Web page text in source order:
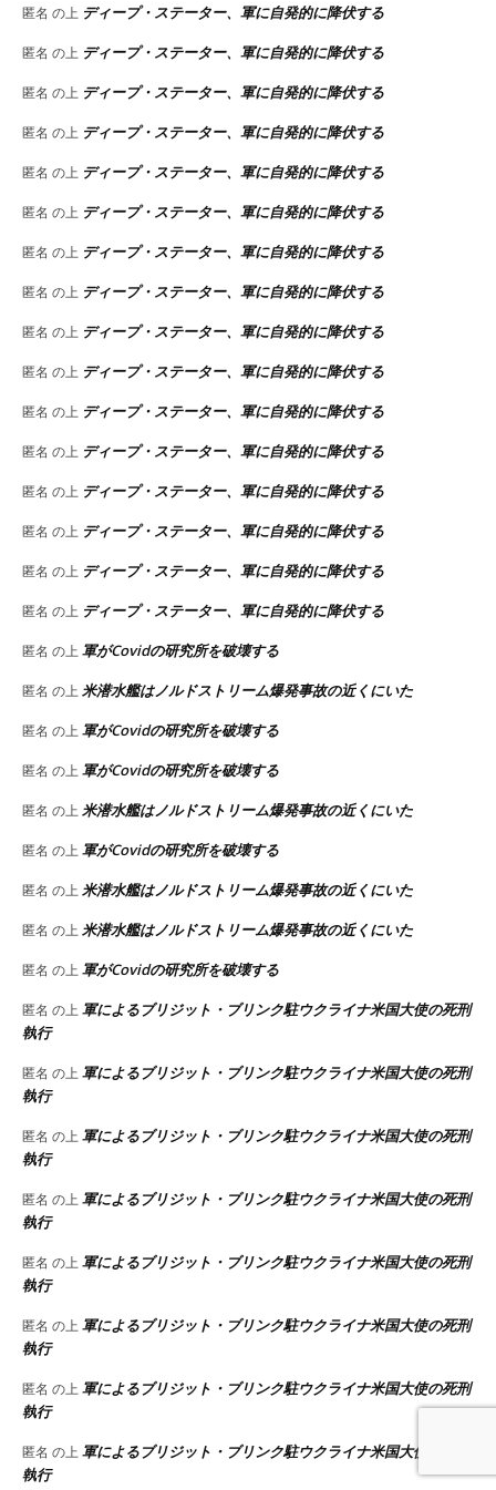
匿名 の上 ディープ・ステーター、軍に自発的に降伏する
匿名 の上 ディープ・ステーター、軍に自発的に降伏する
匿名 の上 ディープ・ステーター、軍に自発的に降伏する
匿名 の上 ディープ・ステーター、軍に自発的に降伏する
匿名 の上 ディープ・ステーター、軍に自発的に降伏する
匿名 の上 ディープ・ステーター、軍に自発的に降伏する
匿名 の上 ディープ・ステーター、軍に自発的に降伏する
匿名 の上 ディープ・ステーター、軍に自発的に降伏する
匿名 の上 ディープ・ステーター、軍に自発的に降伏する
匿名 の上 ディープ・ステーター、軍に自発的に降伏する
匿名 の上 ディープ・ステーター、軍に自発的に降伏する
匿名 の上 ディープ・ステーター、軍に自発的に降伏する
匿名 の上 ディープ・ステーター、軍に自発的に降伏する
匿名 の上 ディープ・ステーター、軍に自発的に降伏する
匿名 の上 ディープ・ステーター、軍に自発的に降伏する
匿名 の上 ディープ・ステーター、軍に自発的に降伏する
匿名 の上 軍がCovidの研究所を破壊する
匿名 の上 米潜水艦はノルドストリーム爆発事故の近くにいた
匿名 の上 軍がCovidの研究所を破壊する
匿名 の上 軍がCovidの研究所を破壊する
匿名 の上 米潜水艦はノルドストリーム爆発事故の近くにいた
匿名 の上 軍がCovidの研究所を破壊する
匿名 の上 米潜水艦はノルドストリーム爆発事故の近くにいた
匿名 の上 米潜水艦はノルドストリーム爆発事故の近くにいた
匿名 の上 軍がCovidの研究所を破壊する
匿名 の上 軍によるブリジット・ブリンク駐ウクライナ米国大使の死刑
執行
匿名 の上 軍によるブリジット・ブリンク駐ウクライナ米国大使の死刑
執行
匿名 の上 軍によるブリジット・ブリンク駐ウクライナ米国大使の死刑
執行
匿名 の上 軍によるブリジット・ブリンク駐ウクライナ米国大使の死刑
執行
匿名 の上 軍によるブリジット・ブリンク駐ウクライナ米国大使の死刑
執行
匿名 の上 軍によるブリジット・ブリンク駐ウクライナ米国大使の死刑
執行
匿名 の上 軍によるブリジット・ブリンク駐ウクライナ米国大使の死刑
執行
匿名 の上 軍によるブリジット・ブリンク駐ウクライナ米国大使の死刑
執行